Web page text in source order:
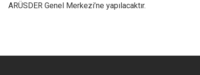
ARÜSDER Genel Merkezi’ne yapılacaktır.